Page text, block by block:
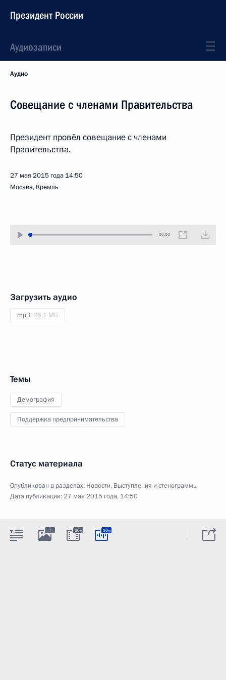
Президент России
Аудиозаписи
Аудио
Совещание с членами Правительства
Президент провёл совещание с членами
Правительства.
27 мая 2015 года 14:50
Москва, Кремль
00:00
Загрузить аудио
mp3, 26.1 МБ
Темы
Демография
Поддержка предпринимательства
Статус материала
Опубликован в разделах: Новости, Выступления и стенограммы
Дата публикации:27 мая 2015 года, 14:50
7 36м 36м